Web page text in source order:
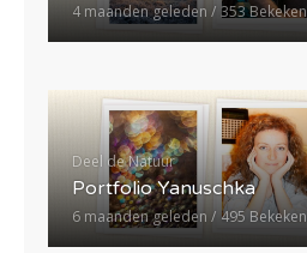
4 maanden geleden 353 Bekeken
Deel de Natuur
Portfolio Yanuschka
6 maanden geleden 495 Bekeken